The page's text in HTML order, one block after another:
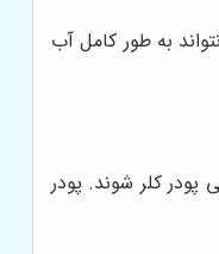
به طور کامل آب
کلر شوند. پودر